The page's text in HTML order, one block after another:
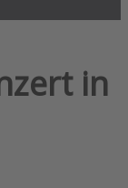
in